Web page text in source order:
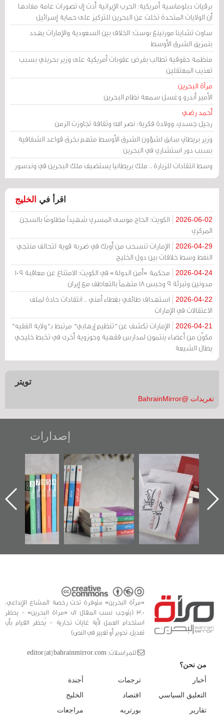
برقيات دبلوماسية أمريكية: الحرب الإيرانية أدت إلى تصورات عامة مفادها
أن الولايات المتحدة تخلت عن البحرين للتركيز على حماية إسرائيل
ساوث تشاينا مورنينغ بوست: الخلاف بين السعودية والإمارات يهدد
بتمزيق الشرق الأوسط
منظمة حقوقية تطالب بفرض عقوبات أمريكية على وزير بحريني بسبب
تعذيب المعتقلين
مرآة البحرين
الأمير أندرو وغسل سمعة نظام البحرين
أحمد رضي
رحيل جسدي، وولادة فكرية: نصر الله وثقافة تجاوزت الزمن
وزير بريطاني سابق لشؤون الشرق الأوسط متهم بخرق قواعد الشفافية
بسبب دور استشاري في البحرين
وسط انتقادات للزيارة .. ملك بريطانيا يستضيف ملك البحرين في وندسور
اقرأ في الخليج
2026-06-02
الكويت: الحاج موسى المسري شهيداً مظلومًا بالسجن
المركزي
2026-04-29
الإمارات تنسحب من أوبك في ضربة قوية لتحالف منتجي
النفط وسط خلافات بين دول الخليج
2026-04-24
محكمة «أمن الدولة» في الكويت: الامتناع عن معاقبة 109
مدونين وتبرئة 9 وحبس 18 متهماً بالتعاطف مع إيران
2026-04-22
استهداف طائفي بغطاء أمني .. انتقادات حادة لملف
الاعتقالات في الإمارات
2026-04-21
الإمارات تكشف عن "تنظيم إرهابي" مرتبط بـ"ولاية الفقيه"
مكوّن من أعضاء ينتمون لمدارس فقهية وحوزوية أخرى في تخبط خليجي
يطال الشيعة
تويتر
تغريدات @BahrainMirror
إصدارات
"حماة الباب الأخير":
الإصدار الأول عن
اعتصام الدراز
وأحداث ساحة
الفداء لمركز أوال
للدراسات والتوثيق
تصنيف موضوعي
للوثائق البريطانية
يقدمه «مركز أوال»
في سلسلة من 5
كتب
تصدر حصاد
الساحات 2019
«مرآة البحرين» متوفرة تحت رخصة المشاع الإبداعي،
3.0 (يتوجب نسب المقال الى «مراة البحرين» - يحظر
استخدام العمل لأية غايات تجارية - يُحظر القيام بأي
تعديل، تحوير أو تغيير في النص)
للمراسلات: editor [at] bahrainmirror.com
من نحن؟
أخبار
التعليق السياسي
تقارير
ترجمات
اقتصاد
بورتريه
أجندة
الخليج
مراجعات